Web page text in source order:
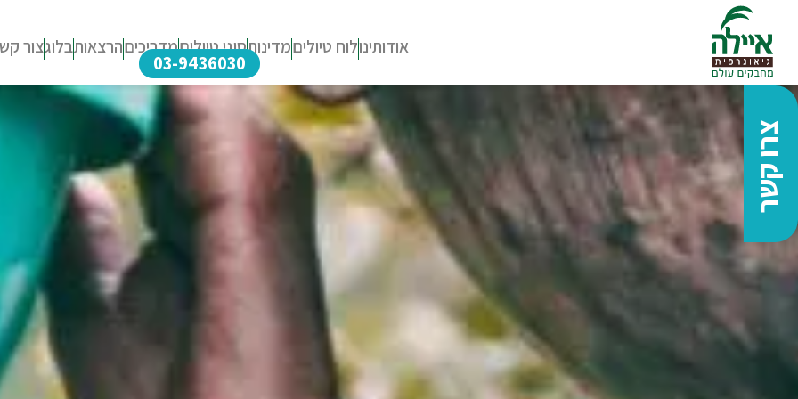
אודותינולוח טיוליםמדינותסוגי טיוליםמדריכיםהרצאותבלוגצור
03-9436030
צרו קשר